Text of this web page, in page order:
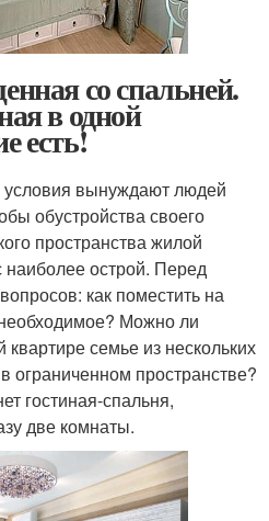
со спальней.
в одной
есть!
вынуждают людей
обустройства своего
пространства жилой
острой. Перед
как поместить на
Можно ли
квартире семье из нескольких
ограниченном пространстве?
гостиная-спальня,
две комнаты.